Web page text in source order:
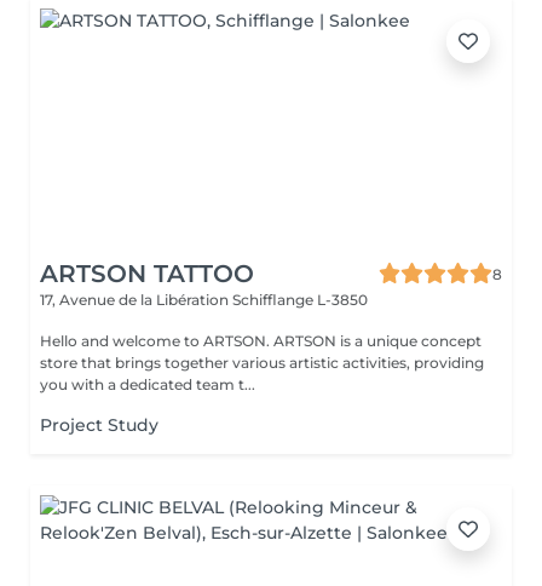
ARTSON TATTOO
8
17, Avenue de la Libération Schifflange L-3850
Hello and welcome to ARTSON. ARTSON is a unique concept
store that brings together various artistic activities, providing
you with a dedicated team t...
Project Study